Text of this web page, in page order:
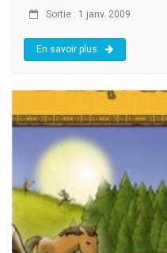
Sortie : 1 janv. 2009
En savoir plus